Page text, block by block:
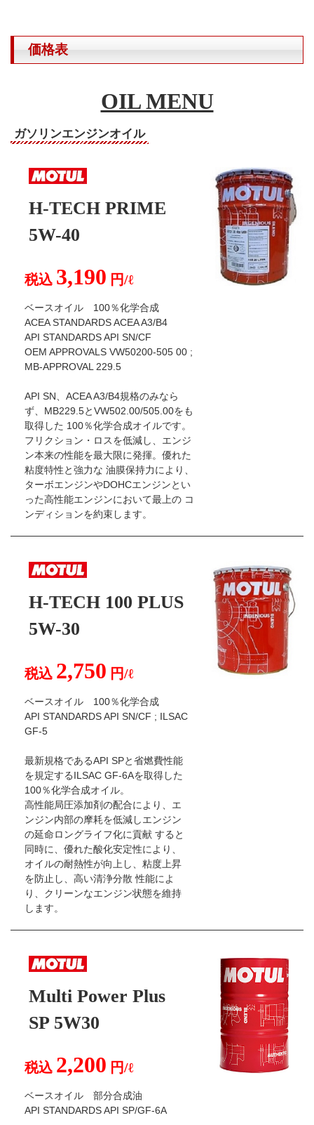
価格表
OIL MENU
ガソリンエンジンオイル
H-TECH PRIME
5W-40
税込 3,190 円/ℓ
ベースオイル 100％化学合成
ACEA STANDARDS ACEA A3/B4
API STANDARDS API SN/CF
OEM APPROVALS VW50200-505 00 ;
MB-APPROVAL 229.5
API SN、ACEA A3/B4規格のみなら
ず、MB229.5とVW502.00/505.00をも
取得した 100％化学合成オイルです。
フリクション・ロスを低減し、エンジ
ン本来の性能を最大限に発揮。優れた
粘度特性と強力な 油膜保持力により、
ターボエンジンやDOHCエンジンとい
った高性能エンジンにおいて最上の コ
ンディションを約束します。
H-TECH 100 PLUS
5W-30
税込 2,750 円/ℓ
ベースオイル 100％化学合成
API STANDARDS API SN/CF ; ILSAC
GF-5
最新規格であるAPI SPと省燃費性能
を規定するILSAC GF-6Aを取得した
100％化学合成オイル。
高性能局圧添加剤の配合により、エ
ンジン内部の摩耗を低減しエンジン
の延命ロングライフ化に貢献 すると
同時に、優れた酸化安定性により、
オイルの耐熱性が向上し、粘度上昇
を防止し、高い清浄分散 性能によ
り、クリーンなエンジン状態を維持
します。
Multi Power Plus
SP 5W30
税込 2,200 円/ℓ
ベースオイル 部分合成油
API STANDARDS API SP/GF-6A